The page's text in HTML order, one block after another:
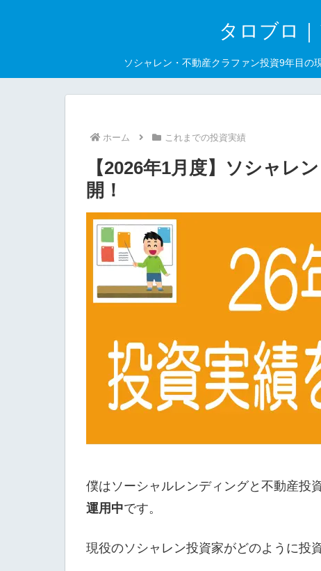
タロブロ
ソシャレン・不動産クラファン投資9年目の
ホーム これまでの投資実績
【2026年1月度】ソシャレ
開！
僕はソーシャルレンディングと不動産投
運用中です。
現役のソシャレン投資家がどのように投